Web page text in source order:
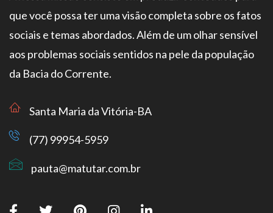
que você possa ter uma visão completa sobre os fatos
sociais e temas abordados. Além de um olhar sensível
aos problemas sociais sentidos na pele da população
da Bacia do Corrente.
Santa Maria da Vitória-BA
(77) 99954-5959
pauta@matutar.com.br